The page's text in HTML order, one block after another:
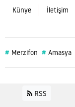
Künye İletişim
# Merzifon # Amasya
RSS